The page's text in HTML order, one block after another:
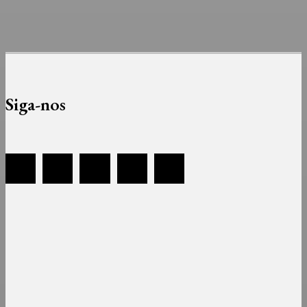
Siga-nos